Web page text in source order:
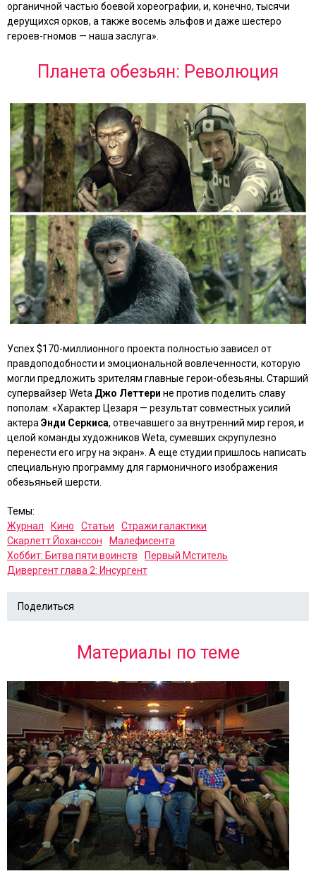
органичной частью боевой хореографии, и, конечно, тысячи
дерущихся орков, а также восемь эльфов и даже шестеро
героев-гномов — наша заслуга».
Планета обезьян: Революция
Успех $170-миллионного проекта полностью зависел от
правдоподобности и эмоциональной вовлеченности, которую
могли предложить зрителям главные герои-обезьяны. Старший
супервайзер Weta Джо Леттери не против поделить славу
пополам: «Характер Цезаря — результат совместных усилий
актераЭнди Серкиса, отвечавшего за внутренний мир героя, и
целой команды художников Weta, сумевших скрупулезно
перенести его игру на экран». А еще студии пришлось написать
специальную программу для гармоничного изображения
обезьяньей шерсти.
Темы:
Журнал
Кино Статьи
Стражи галактики
Скарлетт Йоханссон
Малефисента
Хоббит: Битва пяти воинств
Первый Мститель
Дивергент глава 2: Инсургент
Поделиться
Материалы по теме